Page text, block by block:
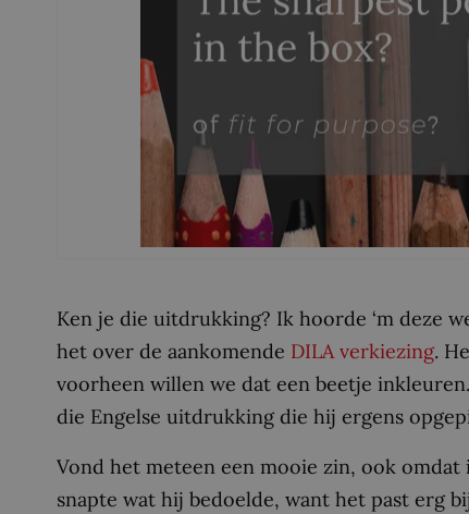
Ken je die uitdrukking? Ik hoorde ‘m deze
het over de aankomende DILA verkiezing.
voorheen willen we dat een beetje
die Engelse uitdrukking die hij ergens
Vond het meteen een mooie zin, ook
snapte wat hij bedoelde, want het past erg